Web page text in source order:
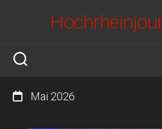
Mai 2026